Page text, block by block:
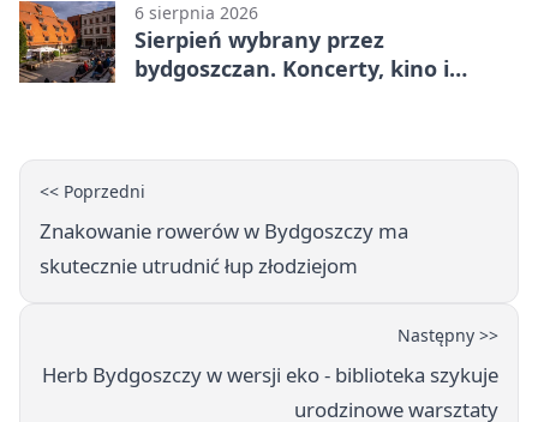
6 sierpnia 2026
Sierpień wybrany przez
bydgoszczan. Koncerty, kino i
<< Poprzedni
Znakowanie rowerów w Bydgoszczy ma
skutecznie utrudnić łup złodziejom
Następny >>
Herb Bydgoszczy w wersji eko - biblioteka szykuje
urodzinowe warsztaty